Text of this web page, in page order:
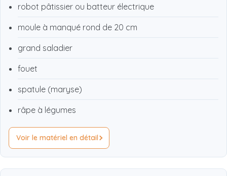
robot pâtissier ou batteur électrique
moule à manqué rond de 20 cm
grand saladier
fouet
spatule (maryse)
râpe à légumes
Voir le matériel en détail